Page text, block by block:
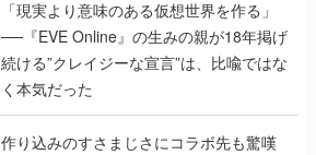
「現実より意味のある仮想世界を作る」
──『EVE Online』の生みの親が18年掲げ
続ける”クレイジーな宣言”は、比喩ではな
く本気だった
作り込みのすさまじさにコラボ先も驚嘆